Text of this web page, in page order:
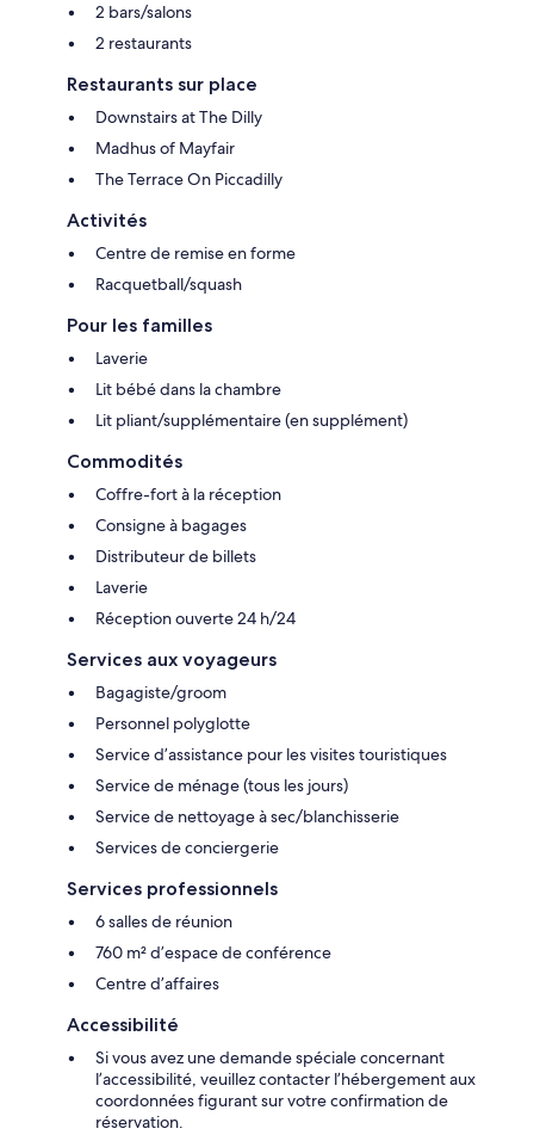
2 bars/salons
2 restaurants
Restaurants sur place
Downstairs at The Dilly
Madhus of Mayfair
The Terrace On Piccadilly
Activités
Centre de remise en forme
Racquetball/squash
Pour les familles
Laverie
Lit bébé dans la chambre
Lit pliant/supplémentaire (en supplément)
Commodités
Coffre-fort à la réception
Consigne à bagages
Distributeur de billets
Laverie
Réception ouverte 24 h/24
Services aux voyageurs
Bagagiste/groom
Personnel polyglotte
Service d’assistance pour les visites touristiques
Service de ménage (tous les jours)
Service de nettoyage à sec/blanchisserie
Services de conciergerie
Services professionnels
6 salles de réunion
760 m² d’espace de conférence
Centre d’affaires
Accessibilité
Si vous avez une demande spéciale concernant
l’accessibilité, veuillez contacter l’hébergement aux
coordonnées figurant sur votre confirmation de
réservation.